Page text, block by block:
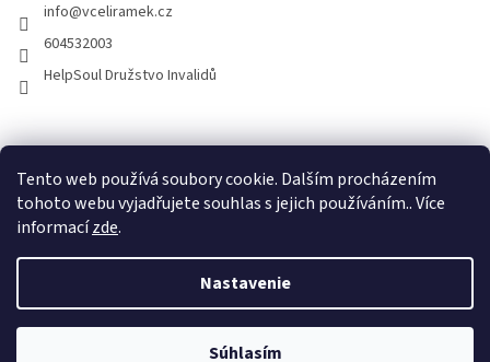
Tento web používá soubory cookie. Dalším procházením
tohoto webu vyjadřujete souhlas s jejich používáním.. Více
informacízde.
Nastavenie
Súhlasím
info@vceliramek.cz
604532003
HelpSoul Družstvo Invalidů
Copyright 2026Včelírámek.cz. Všetky práva vyhradené.Upraviť
nastavenie cookies